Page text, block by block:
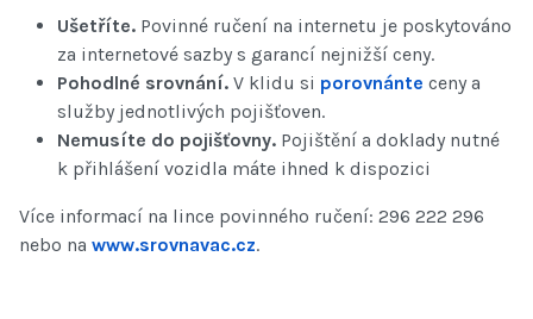
Ušetříte. Povinné ručení na internetu je poskytováno
za internetové sazby s garancí nejnižší ceny.
Pohodlné srovnání. V klidu si porovnánte ceny a
služby jednotlivých pojišťoven.
Nemusíte do pojišťovny. Pojištění a doklady nutné
k přihlášení vozidla máte ihned k dispozici
Více informací na lince povinného ručení: 296 222 296
nebo na www.srovnavac.cz.